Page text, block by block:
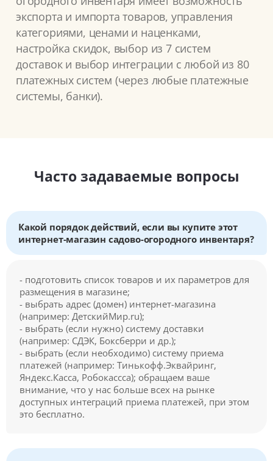
экспорта и импорта товаров, управления
категориями, ценами и наценками,
настройка скидок, выбор из 7 систем
доставок и выбор интеграции с любой из 80
платежных систем (через любые платежные
системы, банки).
Часто задаваемые вопросы
Какой порядок действий, если вы купите этот
интернет-магазин садово-огородного инвентаря?
- подготовить список товаров и их параметров для
размещения в магазине;
- выбрать адрес (домен) интернет-магазина
(например: ДетскийМир.ru);
- выбрать (если нужно) систему доставки
(например: СДЭК, Боксберри и др.);
- выбрать (если необходимо) систему приема
платежей (например: Тинькофф.Эквайринг,
Яндекс.Касса, Робокассса); обращаем ваше
внимание, что у нас больше всех на рынке
доступных интеграций приема платежей, при этом
это бесплатно.